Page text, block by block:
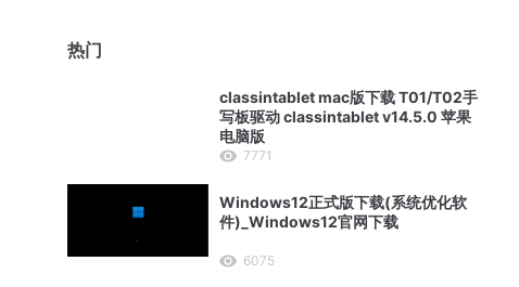
热门
classintablet mac版下载 T01/T02手
写板驱动 classintablet v14.5.0 苹果
电脑版
7771
Windows12正式版下载(系统优化软
件)_Windows12官网下载
6075